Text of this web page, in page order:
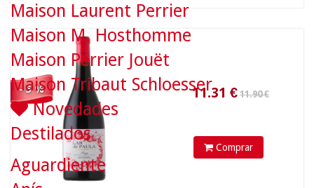
- 5 %
Comprar
25.65€
Maison Laurent Perrier
Maison M. Hosthomme
Maison Perrier Jouët
Maison Tribaut Schloesser
Novedades
Destilados
Aguardiente